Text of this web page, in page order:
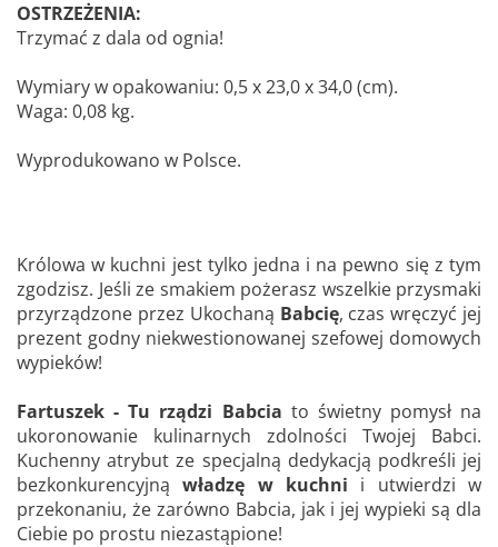
OSTRZEŻENIA:
Trzymać z dala od ognia!
Wymiary w opakowaniu: 0,5 x 23,0 x 34,0 (cm).
Waga: 0,08 kg.
Wyprodukowano w Polsce.
Królowa w kuchni jest tylko jedna i na pewno się z tym
zgodzisz. Jeśli ze smakiem pożerasz wszelkie przysmaki
przyrządzone przez Ukochaną Babcię, czas wręczyć jej
prezent godny niekwestionowanej szefowej domowych
wypieków!
Fartuszek - Tu rządzi Babcia to świetny pomysł na
ukoronowanie kulinarnych zdolności Twojej Babci.
Kuchenny atrybut ze specjalną dedykacją podkreśli jej
bezkonkurencyjnąwładzę w kuchni i utwierdzi w
przekonaniu, że zarówno Babcia, jak i jej wypieki są dla
Ciebie po prostu niezastąpione!